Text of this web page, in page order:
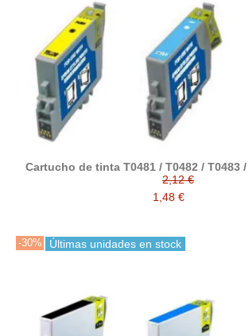
Cartucho de tinta T0481 / T0482 / T0483 /
T0486 compatible con
2,12 €
1,48 €
-30% Últimas unidades en stock